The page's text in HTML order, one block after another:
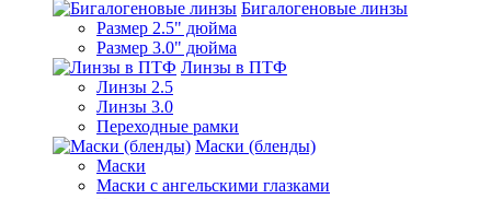
Бигалогеновые линзы
Размер 2.5" дюйма
Размер 3.0" дюйма
Линзы в ПТФ
Линзы 2.5
Линзы 3.0
Переходные рамки
Маски (бленды)
Маски
Маски с ангельскими глазками